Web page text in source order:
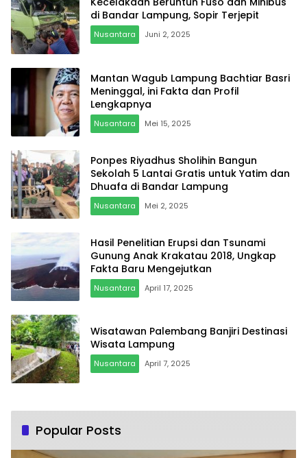
di Bandar Lampung, Sopir Terjepit
Nusantara Juni 2, 2025
Mantan Wagub Lampung Bachtiar Basri
Meninggal, ini Fakta dan Profil
Lengkapnya
Nusantara Mei 15, 2025
Ponpes Riyadhus Sholihin Bangun
Sekolah 5 Lantai Gratis untuk Yatim dan
Dhuafa di Bandar Lampung
Nusantara Mei 2, 2025
Hasil Penelitian Erupsi dan Tsunami
Gunung Anak Krakatau 2018, Ungkap
Fakta Baru Mengejutkan
Nusantara April 17, 2025
Wisatawan Palembang Banjiri Destinasi
Wisata Lampung
Nusantara April 7, 2025
Popular Posts